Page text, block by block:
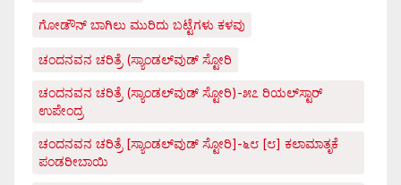
ಗೋಡೌನ್ ಬಾಗಿಲು ಮುರಿದು ಬಟ್ಟೆಗಳು ಕಳವು
ಚಂದನವನ ಚರಿತ್ರೆ (ಸ್ಯಾಂಡಲ್‌ವುಡ್ ಸ್ಟೋರಿ
ಚಂದನವನ ಚರಿತ್ರೆ (ಸ್ಯಾಂಡಲ್‌ವುಡ್ ಸ್ಟೋರಿ)-೫೭ ರಿಯಲ್‌ಸ್ಟಾರ್
ಉಪೇಂದ್ರ
ಚಂದನವನ ಚರಿತ್ರೆ [ಸ್ಯಾಂಡಲ್‌ವುಡ್ ಸ್ಟೋರಿ]-೬೮ [೮] ಕಲಾಮಾತೃಕೆ
ಪಂಡರೀಬಾಯಿ